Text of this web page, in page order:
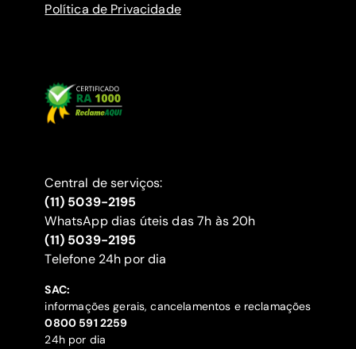
Política de Privacidade
Central de serviços:
(11) 5039-2195
WhatsApp dias úteis das 7h às 20h
(11) 5039-2195
‍Telefone 24h por dia
SAC:
informações gerais, cancelamentos e reclamações
‍0800 591 2259
24h por dia